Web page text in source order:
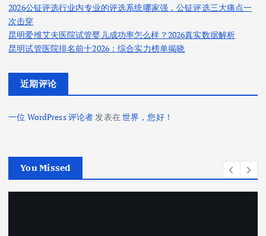
2026公钲评选行业内专业的评选系统哪家强，公钲评选三大痛点一
次击穿
昆明爱维艾夫医院试管婴儿成功率怎么样？2026真实数据解析
昆明试管医院排名前十2026：综合实力榜单揭晓
近期评论
一位 WordPress 评论者发表在世界，您好！
You Missed